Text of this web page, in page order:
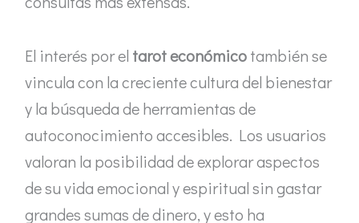
El interés por el tarot económicotambién se
vincula con la creciente cultura del bienestar
y la búsqueda de herramientas de
autoconocimiento accesibles. Los usuarios
valoran la posibilidad de explorar aspectos
de su vida emocional y espiritual sin gastar
grandes sumas de dinero, y esto ha